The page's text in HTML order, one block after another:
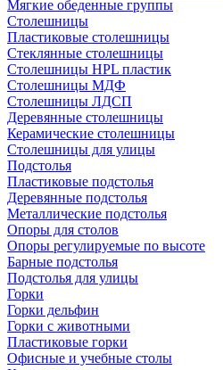
Мягкие обеденные группы
Столешницы
Пластиковые столешницы
Стеклянные столешницы
Столешницы HPL пластик
Столешницы МДФ
Столешницы ЛДСП
Деревянные столешницы
Керамические столешницы
Столешницы для улицы
Подстолья
Пластиковые подстолья
Деревянные подстолья
Металлические подстолья
Опоры для столов
Опоры регулируемые по высоте
Барные подстолья
Подстолья для улицы
Горки
Горки дельфин
Горки с животными
Пластиковые горки
Офисные и учебные столы